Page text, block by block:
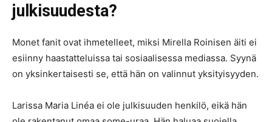
julkisuudesta?
Monet fanit ovat ihmetelleet, miksi Mirella Roinisen äiti ei
esiinny haastatteluissa tai sosiaalisessa mediassa. Syynä
on yksinkertaisesti se, että hän on valinnut yksityisyyden.
Larissa Maria Linéa ei ole julkisuuden henkilö, eikä hän